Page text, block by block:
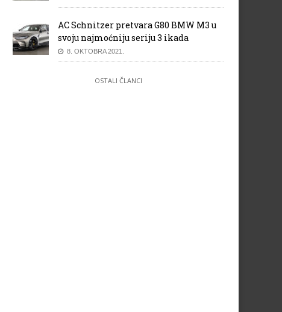
AC Schnitzer pretvara G80 BMW M3 u
svoju najmoćniju seriju 3 ikada
8. OKTOBRA 2021.
OSTALI ČLANCI